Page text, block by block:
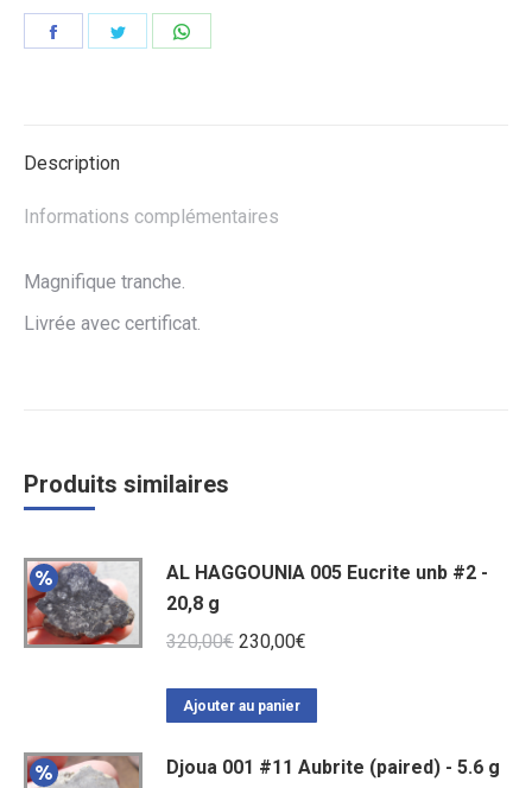
Partager Partager
Description
Informations complémentaires
Magnifique tranche.
Livrée avec certificat.
Produits similaires
AL HAGGOUNIA 005 Eucrite unb #2 -
20,8 g
320,00€ Le
initial
320,00€.
230,00€
230,00€.
Ajouter au panier
Djoua 001 #11 Aubrite (paired) - 5.6 g